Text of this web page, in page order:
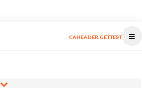
CAHEADER.GETTEST